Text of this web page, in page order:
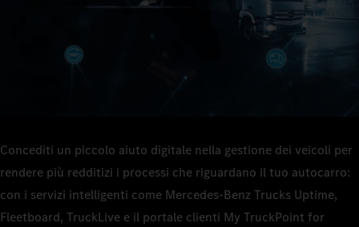
Concediti un piccolo aiuto digitale nella gestione dei veicoli per
rendere più redditizi i processi che riguardano il tuo autocarro:
con i servizi intelligenti come Mercedes‑Benz Trucks Uptime,
Fleetboard, TruckLive e il portale clienti My TruckPoint for